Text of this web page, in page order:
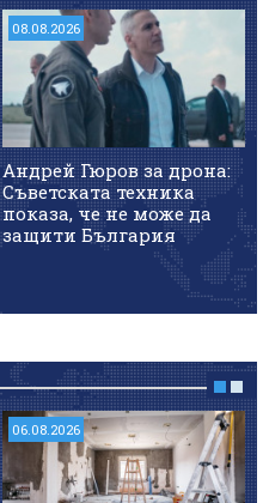
08.08.2026
Андрей Гюров за дрона:
Съветската техника
показа, че не може да
защити България
06.08.2026